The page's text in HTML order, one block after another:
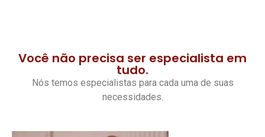
Você não precisa ser especialista em
tudo.
Nós temos especialistas para cada uma de suas
necessidades.